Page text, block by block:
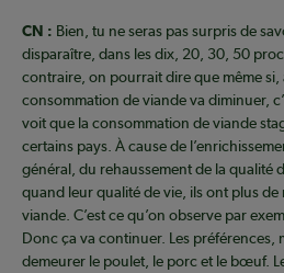
CN : Bien, tu ne seras pas surpris de
disparaître, dans les dix, 20, 30, 50
contraire, on pourrait dire que même
consommation de viande va diminuer,
voit que la consommation de viande
certains pays. À cause de
général, du rehaussement de la qualité
quand leur qualité de vie, ils ont plus
viande. C’est ce qu’on observe par
Donc ça va continuer. Les préférences,
demeurer le poulet, le porc et le bœuf.